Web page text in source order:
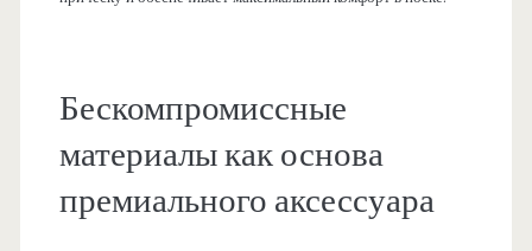
Бескомпромиссные
материалы как основа
премиального аксессуара